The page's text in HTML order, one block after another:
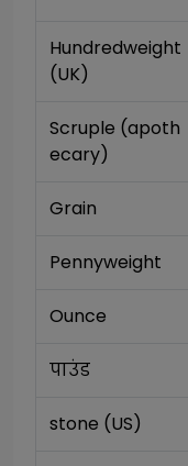
Hundredweight
(UK)
Scruple (apoth
ecary)
Grain
Pennyweight
Ounce
पाउंड
stone (US)